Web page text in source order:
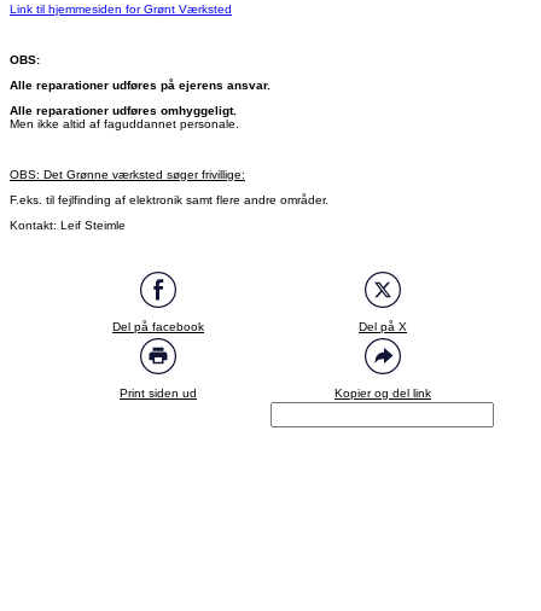
Link til hjemmesiden for Grønt Værksted
OBS:
Alle reparationer udføres på ejerens ansvar.
Alle reparationer udføres omhyggeligt.
Men ikke altid af faguddannet personale.
OBS: Det Grønne værksted søger frivillige:
F.eks. til fejlfinding af elektronik samt flere andre områder.
Kontakt: Leif Steimle
Del på facebook Del på X
Print siden ud Kopier og del link